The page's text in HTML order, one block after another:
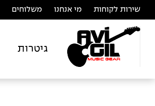
שירות לקוחות מי אנחנו משלוחים
גיטרות